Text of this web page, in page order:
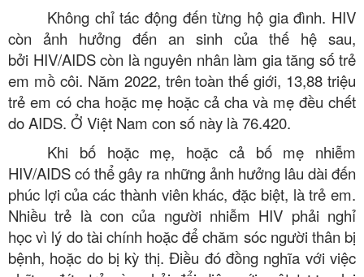
Không chỉ tác động đến từng hộ gia đình. HIV
còn ảnh hưởng đến an sinh của thế hệ sau,
bởi HIV/AIDS còn là nguyên nhân làm gia tăng số trẻ
em mồ côi. Năm 2022, trên toàn thế giới, 13,88 triệu
trẻ em có cha hoặc mẹ hoặc cả cha và mẹ đều chết
do AIDS. Ở Việt Nam con số này là 76.420.
Khi bố hoặc mẹ, hoặc cả bố mẹ nhiễm
HIV/AIDS có thể gây ra những ảnh hưởng lâu dài đến
phúc lợi của các thành viên khác, đặc biệt, là trẻ em.
Nhiều trẻ là con của người nhiễm HIV phải nghỉ
học vì lý do tài chính hoặc để chăm sóc người thân bị
bệnh, hoặc do bị kỳ thị. Điều đó đồng nghĩa với việc